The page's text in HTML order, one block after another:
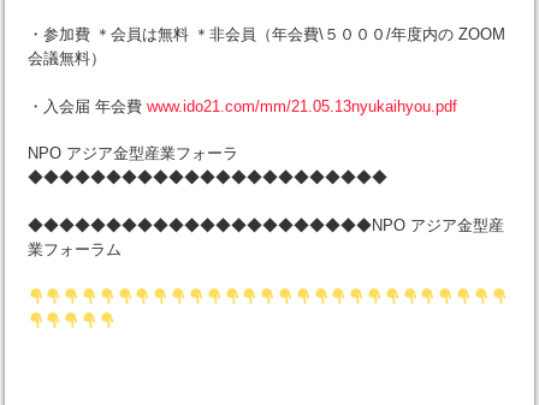
・参加費 ＊会員は無料 ＊非会員（年会費\５０００/年度内の ZOOM
会議無料）
・入会届 年会費 www.ido21.com/mm/21.05.13nyukaihyou.pdf
NPO アジア金型産業フォーラ
◆◆◆◆◆◆◆◆◆◆◆◆◆◆◆◆◆◆◆◆◆◆◆
◆◆◆◆◆◆◆◆◆◆◆◆◆◆◆◆◆◆◆◆◆◆NPO アジア金型産
業フォーラム